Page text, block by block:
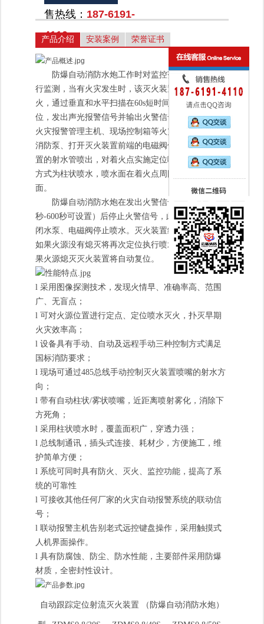
售热线： 187-6191-
4110
产品介绍 安装案例 荣誉证书
防爆自动消防水炮工作时对监控范围内的火灾进
行监测，当有火灾发生时，该灭火装置自动启动寻
火，通过垂直和水平扫描在60s短时间内完成扫描定
位，发出声光报警信号并输出火警信号，通过配接的
火灾报警管理主机、现场控制箱等火灾报警装置启动
消防泵、打开灭火装置前端的电磁阀使水通过灭火装
置的射水管喷出，对着火点实施定位喷水灭火，喷水
方式为柱状喷水，喷水面在着火点周围形成矩形洒水
面。
防爆自动消防水炮在发出火警信号100秒（1
秒-600秒可设置）后停止火警信号，此时控制系统关
闭水泵、电磁阀停止喷水。灭火装置继续检测火源，
如果火源没有熄灭将再次定位执行喷水灭火操作，如
果火源熄灭灭火装置将自动复位。
l 采用图像探测技术，发现火情早、准确率高、范围
广、无盲点；
l 可对火源位置进行定点、定位喷水灭火，扑灭早期
火灾效率高；
l 设备具有手动、自动及远程手动三种控制方式满足
国标消防要求；
l 现场可通过485总线手动控制灭火装置喷嘴的射水方
向；
l 带有自动柱状/雾状喷嘴，近距离喷射雾化，消除下
方死角；
l 采用柱状喷水时，覆盖面积广，穿透力强；
l 总线制通讯，插头式连接、耗材少，方便施工，维
护简单方便；
l 系统可同时具有防火、灭火、监控功能，提高了系
统的可靠性
l 可接收其他任何厂家的火灾自动报警系统的联动信
号；
l 联动报警主机告别老式远控键盘操作，采用触摸式
人机界面操作。
l 具有防腐蚀、防尘、防水性能，主要部件采用防爆
材质，全密封性设计。
自动跟踪定位射流灭火装置 （防爆自动消防水炮）